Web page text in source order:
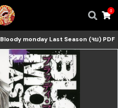
0
Bloody monday Last Season (จบ) PDF